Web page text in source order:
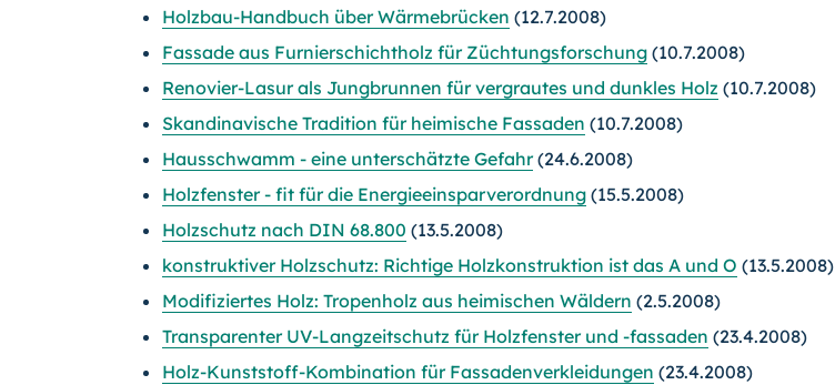
Holzbau-Handbuch über Wärmebrücken (12.7.2008)
Fassade aus Furnierschichtholz für Züchtungsforschung (10.7.2008)
Renovier-Lasur als Jungbrunnen für vergrautes und dunkles Holz (10.7.2008)
Skandinavische Tradition für heimische Fassaden (10.7.2008)
Hausschwamm - eine unterschätzte Gefahr(24.6.2008)
Holzfenster - fit für die Energieeinsparverordnung (15.5.2008)
Holzschutz nach DIN 68.800 (13.5.2008)
konstruktiver Holzschutz: Richtige Holzkonstruktion ist das A und O (13.5.2008)
Modifiziertes Holz: Tropenholz aus heimischen Wäldern (2.5.2008)
Transparenter UV-Langzeitschutz für Holzfenster und -fassaden (23.4.2008)
Holz-Kunststoff-Kombination für Fassadenverkleidungen (23.4.2008)